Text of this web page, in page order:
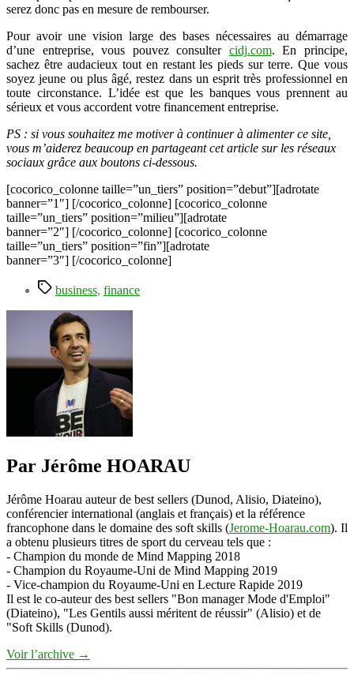
serez donc pas en mesure de rembourser.
Pour avoir une vision large des bases nécessaires au démarrage
d’une entreprise, vous pouvez consulter cidj.com. En principe,
sachez être audacieux tout en restant les pieds sur terre. Que vous
soyez jeune ou plus âgé, restez dans un esprit très professionnel en
toute circonstance. L’idée est que les banques vous prennent au
sérieux et vous accordent votre financement entreprise.
PS : si vous souhaitez me motiver à continuer à alimenter ce site,
vous m’aiderez beaucoup en partageant cet article sur les réseaux
sociaux grâce aux boutons ci-dessous.
[cocorico_colonne taille=”un_tiers” position=”debut”][adrotate
banner=”1″] [/cocorico_colonne] [cocorico_colonne
taille=”un_tiers” position=”milieu”][adrotate
banner=”2″] [/cocorico_colonne] [cocorico_colonne
taille=”un_tiers” position=”fin”][adrotate
banner=”3″] [/cocorico_colonne]
Étiquettes
business, finance
Par Jérôme HOARAU
Jérôme Hoarau auteur de best sellers (Dunod, Alisio, Diateino),
conférencier international (anglais et français) et la référence
francophone dans le domaine des soft skills (Jerome-Hoarau.com). Il
a obtenu plusieurs titres de sport du cerveau tels que :
- Champion du monde de Mind Mapping 2018
- Champion du Royaume-Uni de Mind Mapping 2019
- Vice-champion du Royaume-Uni en Lecture Rapide 2019
Il est le co-auteur des best sellers "Bon manager Mode d'Emploi"
(Diateino), "Les Gentils aussi méritent de réussir" (Alisio) et de
"Soft Skills (Dunod).
Voir l’archive →